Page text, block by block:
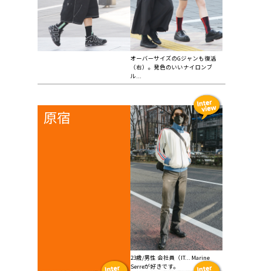
オーバーサイズのGジャンも復活
（右）。発色のいいナイロンブ
ル...
原宿
23歳/男性 会社員（IT... Marine
Serreが好きです。